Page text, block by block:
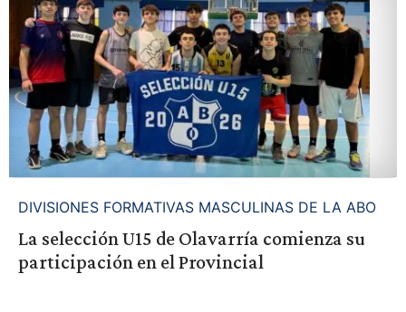
DIVISIONES FORMATIVAS MASCULINAS DE LA ABO
La selección U15 de Olavarría comienza su
participación en el Provincial